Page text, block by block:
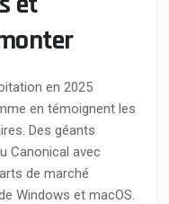
en 2025
en témoignent les
Des géants
Canonical avec
de marché
Windows et macOS.